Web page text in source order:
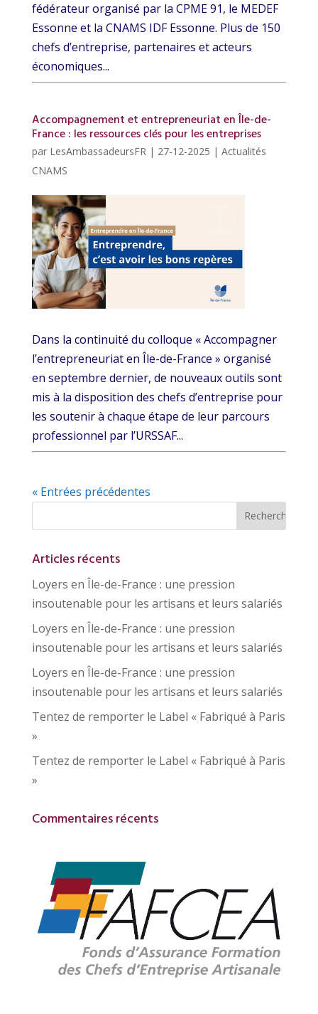
fédérateur organisé par la CPME 91, le MEDEF
Essonne et la CNAMS IDF Essonne. Plus de 150
chefs d’entreprise, partenaires et acteurs
économiques...
Accompagnement et entrepreneuriat en Île-de-
France : les ressources clés pour les entreprises
par LesAmbassadeursFR| 27-12-2025 | Actualités
CNAMS
Dans la continuité du colloque « Accompagner
l’entrepreneuriat en Île-de-France » organisé
en septembre dernier, de nouveaux outils sont
mis à la disposition des chefs d’entreprise pour
les soutenir à chaque étape de leur parcours
professionnel par l’URSSAF...
« Entrées précédentes
Articles récents
Loyers en Île-de-France : une pression
insoutenable pour les artisans et leurs salariés
Loyers en Île-de-France : une pression
insoutenable pour les artisans et leurs salariés
Loyers en Île-de-France : une pression
insoutenable pour les artisans et leurs salariés
Tentez de remporter le Label « Fabriqué à Paris
»
Tentez de remporter le Label « Fabriqué à Paris
»
Commentaires récents